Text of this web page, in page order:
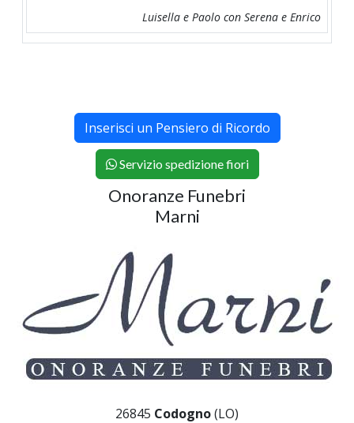
Luisella e Paolo con Serena e Enrico
Inserisci un Pensiero di Ricordo
Servizio spedizione fiori
Onoranze Funebri
Marni
26845 Codogno(LO)